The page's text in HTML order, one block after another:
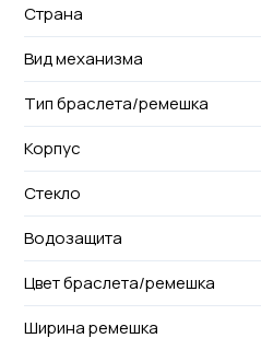
Страна
Вид механизма
Тип браслета/ремешка
Корпус
Стекло
Водозащита
Цвет браслета/ремешка
Ширина ремешка